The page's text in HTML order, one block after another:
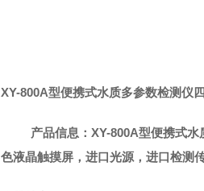
XY-800A型便携式水质多参数检测仪
产品信息：XY-800A型便携式水
色液晶触摸屏，进口光源， 进口检测